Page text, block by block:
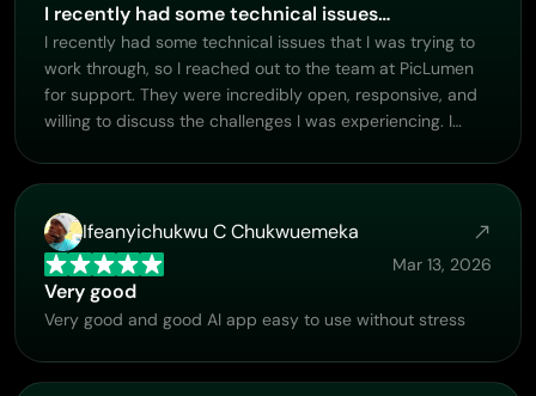
I recently had some technical issues…
I recently had some technical issues that I was trying to
work through, so I reached out to the team at PicLumen
for support. They were incredibly open, responsive, and
willing to discuss the challenges I was experiencing. I
What really stood out to me was how friendly,
approachable, and collaborative they were throughout
the process. I never felt like I was just submitting a
problem ticket — it felt like they genuinely cared about
improving the experience and helping users succeed. I
truly enjoy using the platform and appreciate the level of
support and dedication behind it. I would absolutely
Ifeanyichukwu C Chukwuemeka
Mar 13, 2026
Very good
Very good and good AI app easy to use without stress